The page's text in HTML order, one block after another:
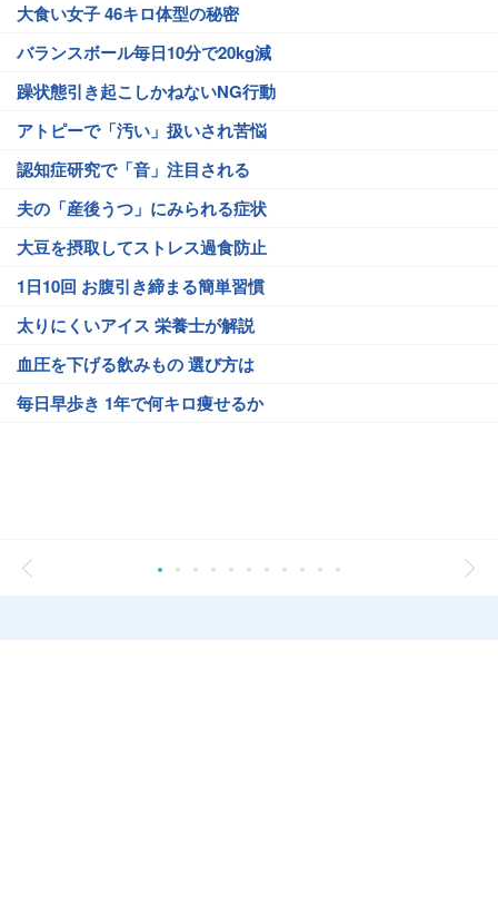
大食い女子 46キロ体型の秘密
バランスボール毎日10分で20kg減
躁状態引き起こしかねないNG行動
アトピーで「汚い」扱いされ苦悩
認知症研究で「音」注目される
夫の「産後うつ」にみられる症状
大豆を摂取してストレス過食防止
1日10回 お腹引き締まる簡単習慣
太りにくいアイス 栄養士が解説
血圧を下げる飲みもの 選び方は
毎日早歩き 1年で何キロ痩せるか